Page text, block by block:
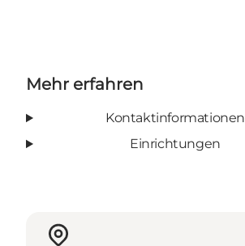
Mehr erfahren
Kontaktinformationen
Einrichtungen